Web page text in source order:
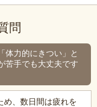
問
体力的にきつい」と
苦手でも大丈夫です
め、数日間は疲れを